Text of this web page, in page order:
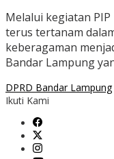
Melalui kegiatan
terus tertanam
keberagaman
Bandar Lampung
DPRD Bandar Lampung
Ikuti Kami